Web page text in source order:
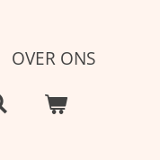
OVER ONS